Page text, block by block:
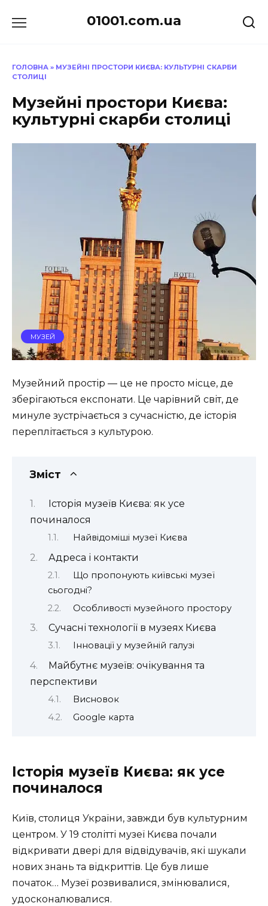
до
01001.com.ua
ГОЛОВНА » МУЗЕЙНІ ПРОСТОРИ КИЄВА: КУЛЬТУРНІ СКАРБИ
СТОЛИЦІ
Музейні простори Києва:
культурні скарби столиці
МУЗЕЙ
Музейний простір — це не просто місце, де
зберігаються експонати. Це чарівний світ, де
минуле зустрічається з сучасністю, де історія
переплітається з культурою.
Зміст
Історія музеїв Києва: як усе
починалося
Найвідоміші музеї Києва
Адреса і контакти
Що пропонують київські музеї
сьогодні?
Особливості музейного простору
Сучасні технології в музеях Києва
Інновації у музейній галузі
Майбутнє музеїв: очікування та
перспективи
Висновок
Google карта
Історія музеїв Києва: як усе
починалося
Київ, столиця України, завжди був культурним
центром. У 19 столітті музеї Києва почали
відкривати двері для відвідувачів, які шукали
нових знань та відкриттів. Це був лише
початок… Музеї розвивалися, змінювалися,
удосконалювалися.